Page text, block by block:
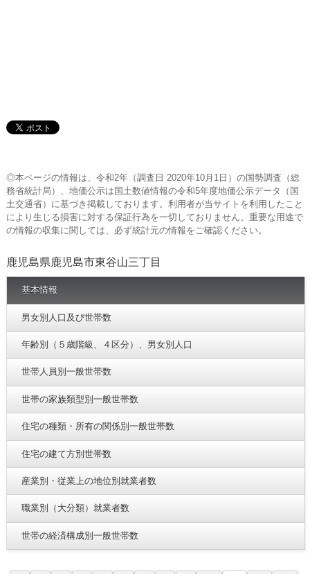
◎本ページの情報は、令和2年（調査日 2020年10月1日）の国勢調査（総
務省統計局）、地価公示は国土数値情報の令和5年度地価公示データ（国
土交通省）に基づき掲載しております。利用者が当サイトを利用したこと
により生じる損害に対する保証行為を一切しておりません。重要な用途で
の情報の収集に関しては、必ず統計元の情報をご確認ください。
鹿児島県鹿児島市東谷山三丁目
基本情報
男女別人口及び世帯数
年齢別（５歳階級、４区分）、男女別人口
世帯人員別一般世帯数
世帯の家族類型別一般世帯数
住宅の種類・所有の関係別一般世帯数
住宅の建て方別世帯数
産業別・従業上の地位別就業者数
職業別（大分類）就業者数
世帯の経済構成別一般世帯数